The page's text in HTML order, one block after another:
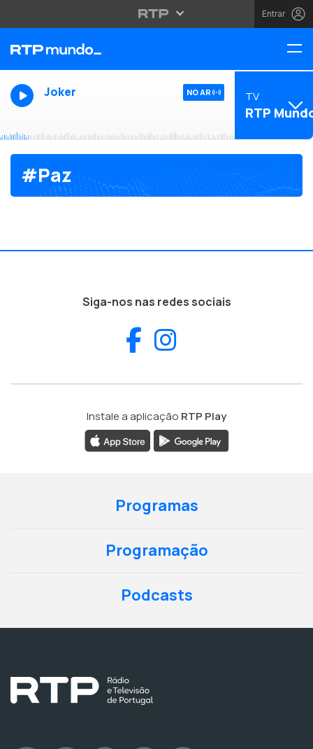
Entrar
Joker NO AR TV
RTP
#Paz
Siga-nos nas redes sociais
Facebook
Instale a aplicação RTP Play
Programas
Programação
Podcasts